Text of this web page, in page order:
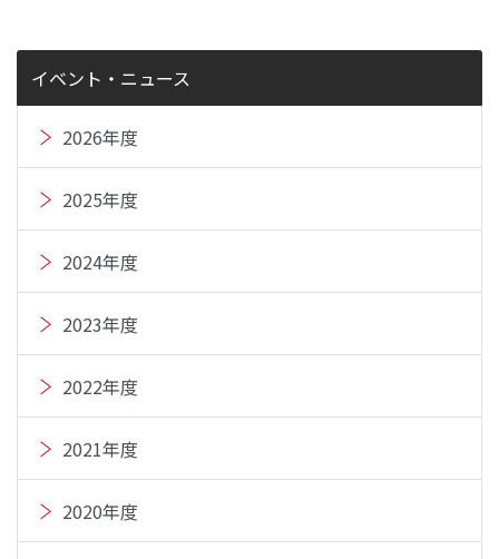
イベント・ニュース
2026年度
2025年度
2024年度
2023年度
2022年度
2021年度
2020年度